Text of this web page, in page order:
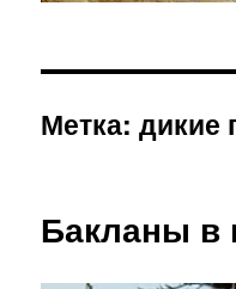
Метка:дикие
Бакланы в